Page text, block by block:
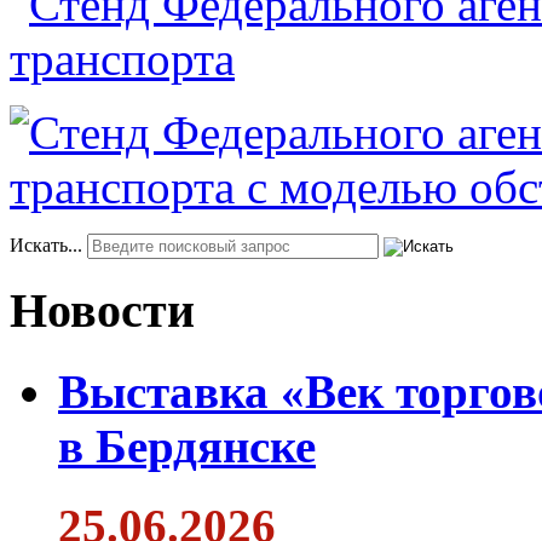
Искать...
Новости
Выставка «Век
в Бердянске
25.06.2026